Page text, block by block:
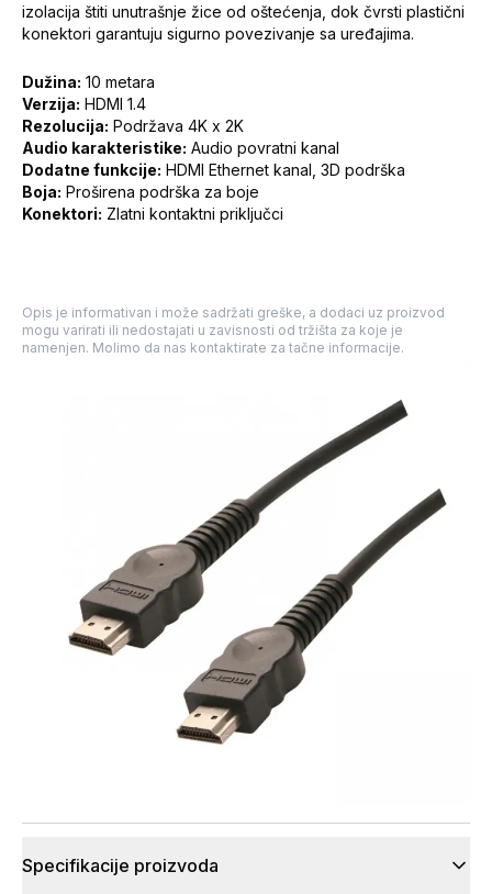
izolacija štiti unutrašnje žice od oštećenja, dok čvrsti plastični
konektori garantuju sigurno povezivanje sa uređajima.
Dužina: 10 metara
Verzija: HDMI 1.4
Rezolucija: Podržava 4K x 2K
Audio karakteristike: Audio povratni kanal
Dodatne funkcije: HDMI Ethernet kanal, 3D podrška
Boja: Proširena podrška za boje
Konektori: Zlatni kontaktni priključci
Opis je informativan i može sadržati greške, a dodaci uz proizvod
mogu varirati ili nedostajati u zavisnosti od tržišta za koje je
namenjen. Molimo da nas kontaktirate za tačne informacije.
Specifikacije proizvoda